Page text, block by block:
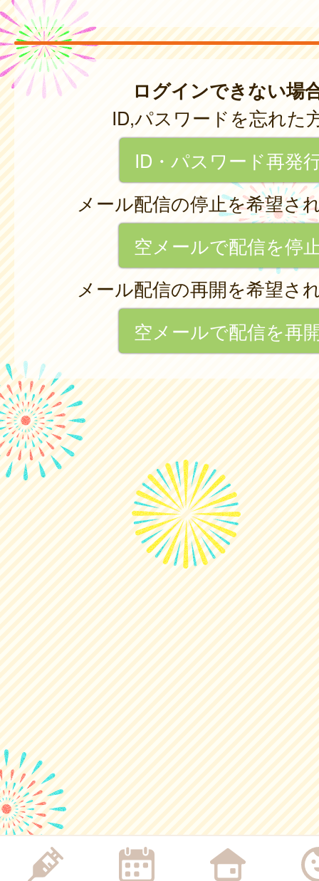
ログインできない場
ID,パスワードを忘れた
ID・パスワード再発
メール配信の停止を希望さ
空メールで配信を停
メール配信の再開を希望さ
空メールで配信を再